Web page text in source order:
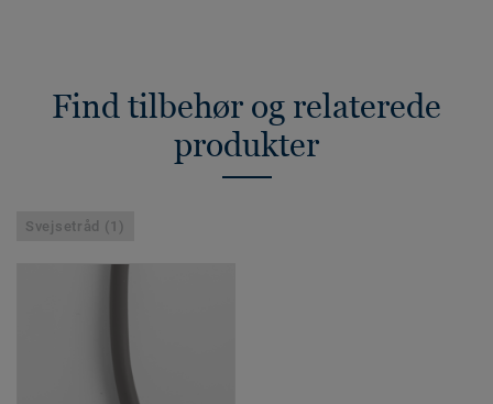
Find tilbehør og relaterede
produkter
Svejsetråd (1)